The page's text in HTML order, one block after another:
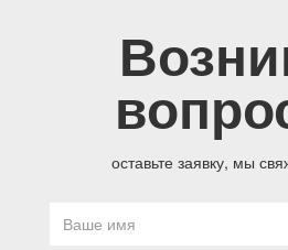
оставьте заявку, мы